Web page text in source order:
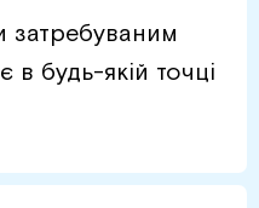
затребуваним
будь-якій точці